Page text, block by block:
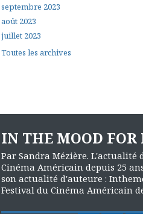
septembre 2023
août 2023
juillet 2023
Toutes les archives
IN THE MOOD
Par Sandra Mézière. L'actualité
Cinéma Américain depuis 25
son actualité d'auteure :
Festival du Cinéma Américain